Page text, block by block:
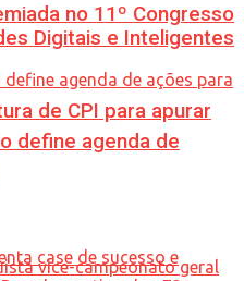
de CPI para apurar
no 11º Congresso
Digitais e Inteligentes
define agenda de